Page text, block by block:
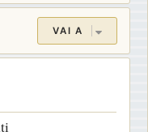
VAI A